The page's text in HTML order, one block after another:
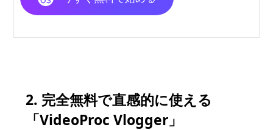
2. 完全無料で直感的に使える
「VideoProc Vlogger」